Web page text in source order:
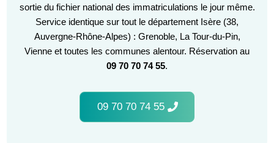
sortie du fichier national des immatriculations le jour même.
Service identique sur tout le département Isère (38,
Auvergne-Rhône-Alpes) : Grenoble, La Tour-du-Pin,
Vienne et toutes les communes alentour. Réservation au
09 70 70 74 55.
09 70 70 74 55